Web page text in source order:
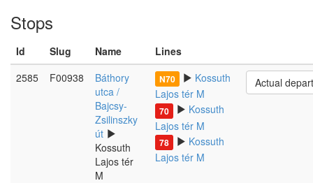
Stops
Id Slug Name
Lines
2585
F00938
Báthory
utca /
Bajcsy-
Zsilinszky
út
Kossuth
Lajos tér
M
N70
Kossuth
Lajos tér M
70
Kossuth
Lajos tér M
78
Kossuth
Lajos tér M
Actual